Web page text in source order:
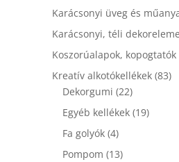
Karácsonyi üveg és
Karácsonyi, téli
Koszorúalapok, kopogtatók
Kreatív alkotókellékek 8383
Dekorgumi 2222
termék
Egyéb kellékek 1919
Fa golyók 44
termék
Pompom 1313